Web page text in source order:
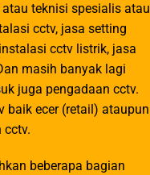
teknisi spesialis atau
cctv, jasa setting
cctv listrik, jasa
masih banyak lagi
juga pengadaan cctv.
baik ecer (retail) ataupun
cctv.
beberapa bagian